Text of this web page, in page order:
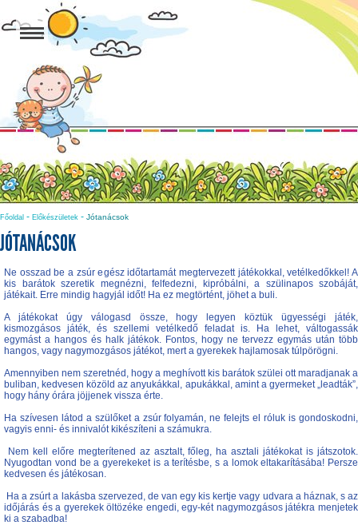
Főoldal - Előkészületek - Jótanácsok
JÓTANÁCSOK
Ne osszad be a zsúr egész időtartamát megtervezett játékokkal, vetélkedőkkel! A
kis barátok szeretik megnézni, felfedezni, kipróbálni, a szülinapos szobáját,
játékait. Erre mindig hagyjál időt! Ha ez megtörtént, jöhet a buli.
A játékokat úgy válogasd össze, hogy legyen köztük ügyességi játék,
kismozgásos játék, és szellemi vetélkedő feladat is. Ha lehet, váltogassák
egymást a hangos és halk játékok. Fontos, hogy ne tervezz egymás után több
hangos, vagy nagymozgásos játékot, mert a gyerekek hajlamosak túlpörögni.
Amennyiben nem szeretnéd, hogy a meghívott kis barátok szülei ott maradjanak a
buliban, kedvesen közöld az anyukákkal, apukákkal, amint a gyermeket „leadták”,
hogy hány órára jöjjenek vissza érte.
Ha szívesen látod a szülőket a zsúr folyamán, ne felejts el róluk is gondoskodni,
vagyis enni- és innivalót kikészíteni a számukra.
Nem kell előre megterítened az asztalt, főleg, ha asztali játékokat is játszotok.
Nyugodtan vond be a gyerekeket is a terítésbe, s a lomok eltakarításába! Persze
kedvesen és játékosan.
Ha a zsúrt a lakásba szervezed, de van egy kis kertje vagy udvara a háznak, s az
időjárás és a gyerekek öltözéke engedi, egy-két nagymozgásos játékra menjetek
ki a szabadba!